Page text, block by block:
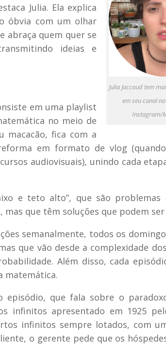
Julia Jaccoud tem
em seu canal
Instagram/
Julia. Ela explica
óbvia com um olhar
abraça quem quer se
ideias e
em uma playlist
no meio de
macacão, fica com a
em formato de vlog
audiovisuais), unindo cada
e teto alto”, que são problemas
que têm soluções que podem
semanalmente, todos os
que vão desde a complexidade
Além disso, cada
matemática.
que fala sobre o
infinitos apresentado em 1925
infinitos sempre lotados, com
o gerente pede que os